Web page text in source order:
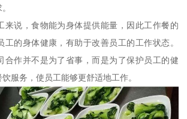
来说，食物能为身体提供能量，因此工作餐的
工的身体健康，有助于改善员工的工作状态。
合作并不是为了省事，而是为了保护员工的健
服务，使员工能够更舒适地工作。